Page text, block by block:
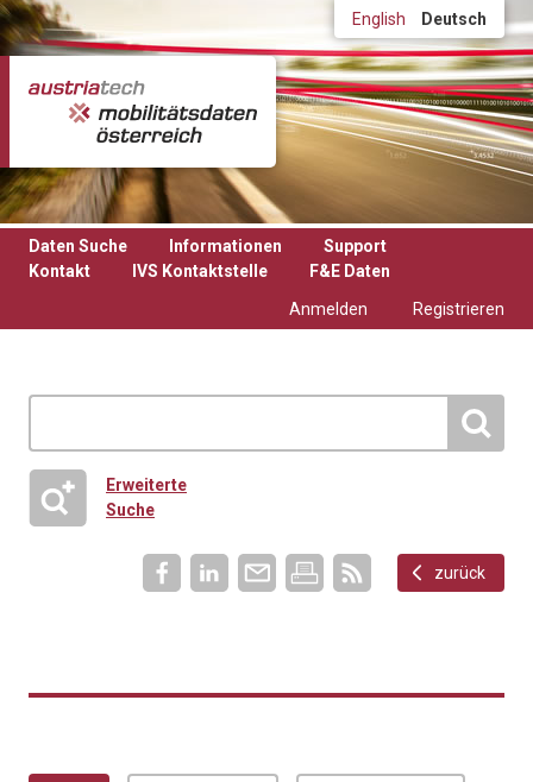
Direkt zum Inhalt English Deutsch
Daten Suche Informationen
Support
Kontakt
IVS Kontaktstelle
F&E Daten
Anmelden
Registrieren
Erweiterte
Suche
zurück